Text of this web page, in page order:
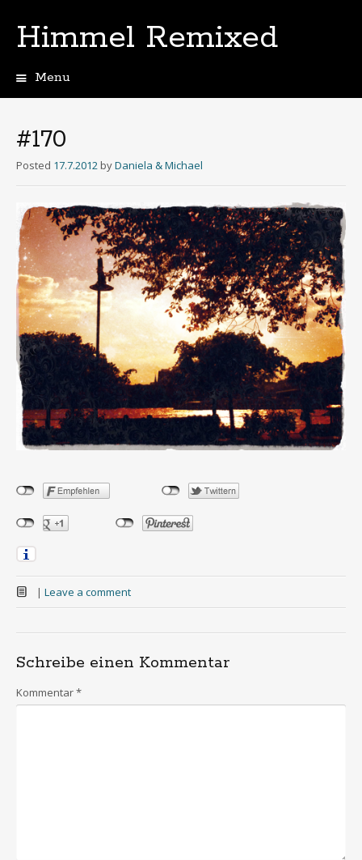
Himmel Remixed
Menu
content
#170
Posted 17.7.2012 byDaniela & Michael
| Leave a comment
Schreibe einen Kommentar
Kommentar*